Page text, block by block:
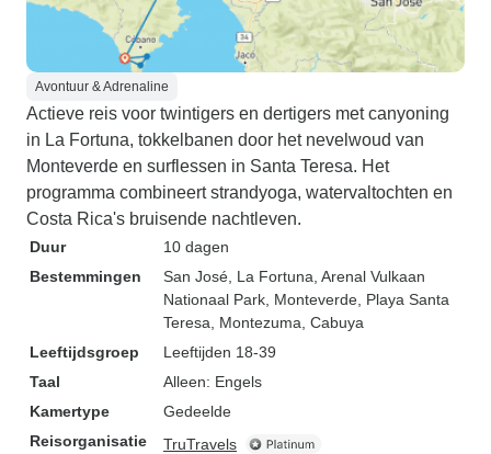
Avontuur & Adrenaline
Actieve reis voor twintigers en dertigers met canyoning
in La Fortuna, tokkelbanen door het nevelwoud van
Monteverde en surflessen in Santa Teresa. Het
programma combineert strandyoga, watervaltochten en
Costa Rica's bruisende nachtleven.
Duur
10 dagen
Bestemmingen
San José , La Fortuna , Arenal Vulkaan
Nationaal Park , Monteverde , Playa Santa
Teresa , Montezuma , Cabuya
Leeftijdsgroep
Leeftijden 18-39
Taal
Alleen: Engels
Kamertype
Gedeelde
Reisorganisatie
TruTravels